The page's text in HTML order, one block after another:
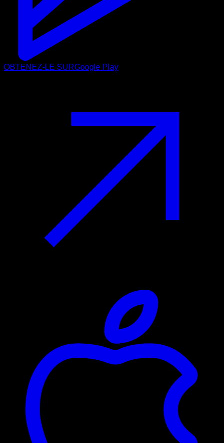
OBTENEZ-LE SURGoogle Play